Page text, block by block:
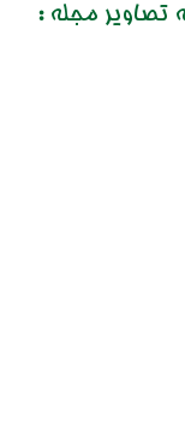
تصاویر مجله :